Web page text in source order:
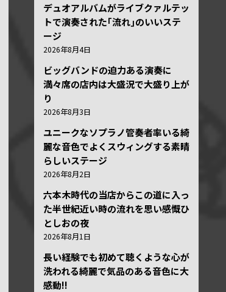
デュオアルバムがライブクァルテッ
トで演奏された｢流れ｣のいいステ
ージ
2026年8月4日
ビッグバンドの迫力ある演奏に
満々席の店内は大盛況で大盛り上が
り
2026年8月3日
ユニークなソプラノ管奏者率いる綺
麗な音色でよくスウィングする素晴
らしいステージ
2026年8月2日
六本木時代の当店からこの道に入っ
た半世紀近い時の流れを思い感慨ひ
としおの夜
2026年8月1日
長い経験でも初めて聴くような心が
洗われる綺麗で気品のある音色に大
感動!!